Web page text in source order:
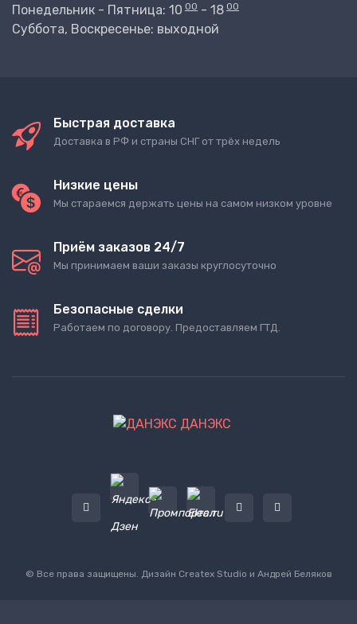
Понедельник - Пятница: 10 00 - 18 00
Суббота, Воскресенье: выходной
Быстрая доставка
Доставка в РФ и страны СНГ от трёх недель
Низкие цены
Мы стараемся держать цены на самом низком уровне
Приём заказов 24/7
Мы принимаем ваши заказы круглосуточно
Безопасные сделки
Работаем по договору. Предоставляем ГТД.
ДАНЭКС
© Все права защищены. Дизайн Createx Studio и Андрей Беляков